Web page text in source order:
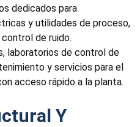
dedicados para
y utilidades de proceso,
de ruido.
laboratorios de control de
y servicios para el
acceso rápido a la planta.
Y